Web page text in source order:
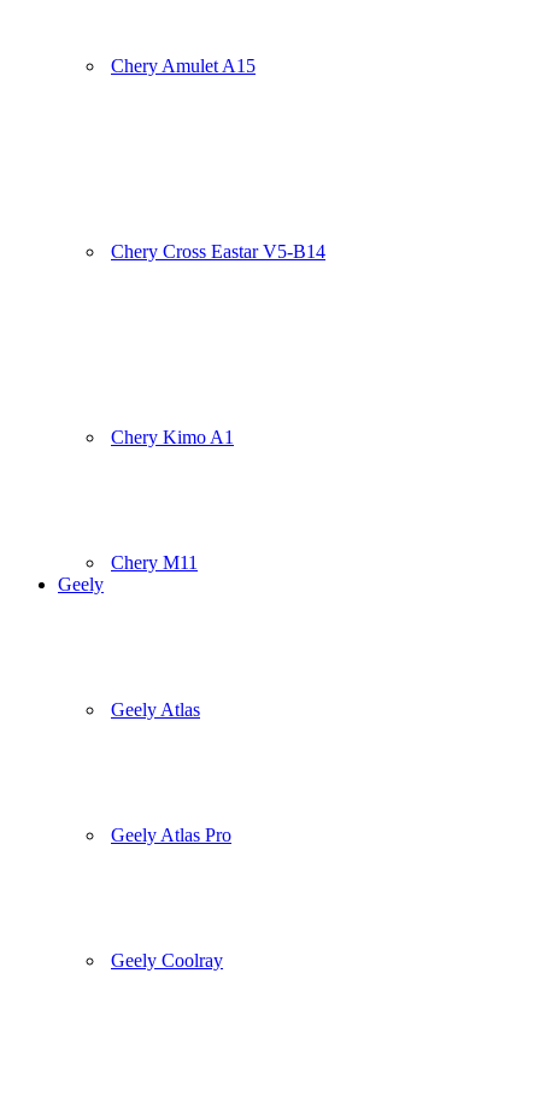
Chery Amulet A15
Chery Cross Eastar V5-B14
Chery Kimo A1
Chery M11
Geely
Geely Atlas
Geely Atlas Pro
Geely Coolray